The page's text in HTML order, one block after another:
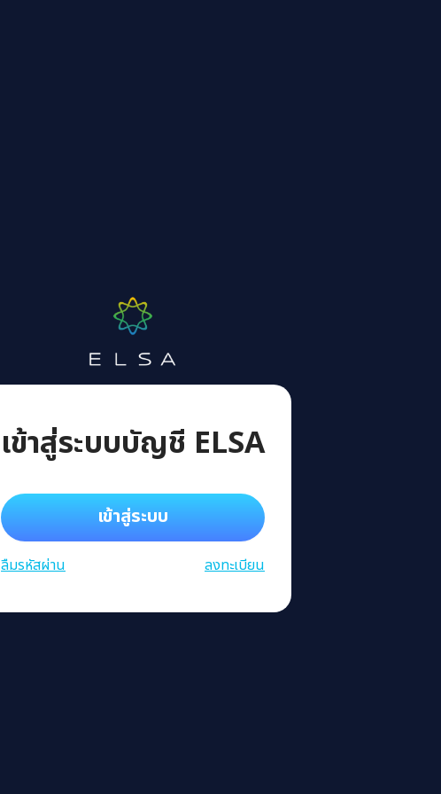
เข้าสู่ระบบบัญชี ELSA
เข้าสู่ระบบ
ลืมรหัสผ่าน ลงทะเบียน